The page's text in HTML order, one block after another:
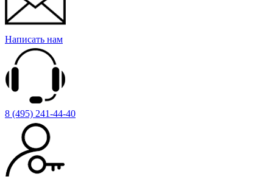
Написать нам
8 (495) 241-44-40